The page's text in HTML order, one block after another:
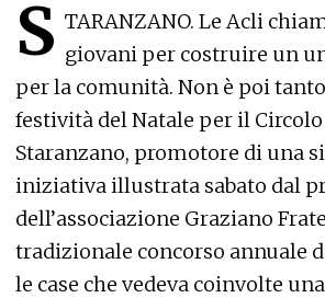
S TARANZANO. Le Acli
giovani per costruire un
per la comunità. Non è poi
festività del Natale per il
Staranzano, promotore di una
iniziativa illustrata sabato dal
dell’associazione Graziano
tradizionale concorso annuale
le case che vedeva coinvolte